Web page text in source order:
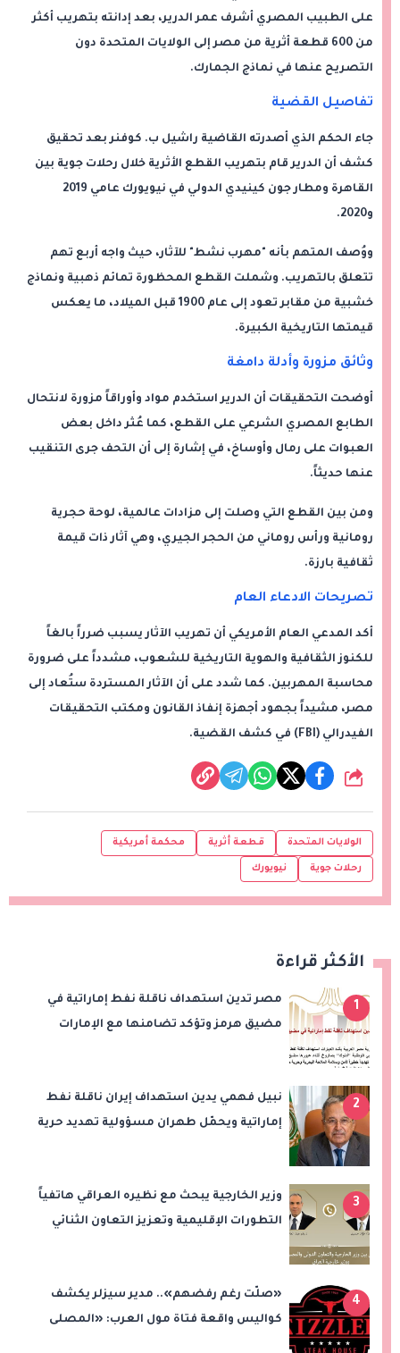
على الطبيب المصري أشرف عمر الدرير، بعد إدانته بتهريب أكثر
من 600 قطعة أثرية من مصر إلى الولايات المتحدة دون
التصريح عنها في نماذج الجمارك.
تفاصيل القضية
جاء الحكم الذي أصدرته القاضية راشيل ب. كوفنر بعد تحقيق
كشف أن الدرير قام بتهريب القطع الأثرية خلال رحلات جوية بين
القاهرة ومطار جون كينيدي الدولي في نيويورك عامي 2019
و2020.
ووُصف المتهم بأنه "مهرب نشط" للآثار، حيث واجه أربع تهم
تتعلق بالتهريب. وشملت القطع المحظورة تمائم ذهبية ونماذج
خشبية من مقابر تعود إلى عام 1900 قبل الميلاد، ما يعكس
قيمتها التاريخية الكبيرة.
وثائق مزورة وأدلة دامغة
أوضحت التحقيقات أن الدرير استخدم مواد وأوراقاً مزورة لانتحال
الطابع المصري الشرعي على القطع، كما عُثر داخل بعض
العبوات على رمال وأوساخ، في إشارة إلى أن التحف جرى التنقيب
عنها حديثاً.
ومن بين القطع التي وصلت إلى مزادات عالمية، لوحة حجرية
رومانية ورأس روماني من الحجر الجيري، وهي آثار ذات قيمة
ثقافية بارزة.
تصريحات الادعاء العام
أكد المدعي العام الأمريكي أن تهريب الآثار يسبب ضرراً بالغاً
للكنوز الثقافية والهوية التاريخية للشعوب، مشدداً على ضرورة
محاسبة المهربين. كما شدد على أن الآثار المستردة ستُعاد إلى
مصر، مشيداً بجهود أجهزة إنفاذ القانون ومكتب التحقيقات
الفيدرالي (FBI) في كشف القضية.
شارك
الولايات المتحدة قطعة أثرية محكمة أمريكية
رحلات جوية نيويورك
الأكثر قراءة
1
مصر تدين استهداف ناقلة نفط إماراتية في
مضيق هرمز وتؤكد تضامنها مع الإمارات
2
نبيل فهمي يدين استهداف إيران ناقلة نفط
إماراتية ويحمّل طهران مسؤولية تهديد حرية
3
وزير الخارجية يبحث مع نظيره العراقي هاتفياً
التطورات الإقليمية وتعزيز التعاون الثنائي
4
«صلّت رغم رفضهم».. مدير سيزلر يكشف
كواليس واقعة فتاة مول العرب: «المصلى